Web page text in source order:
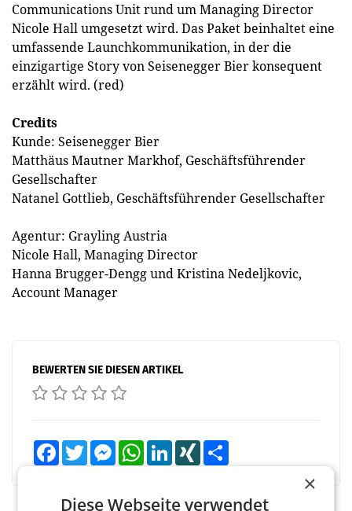
Communications Unit rund um Managing Director
Nicole Hall umgesetzt wird. Das Paket beinhaltet eine
umfassende Launchkommunikation, in der die
einzigartige Story von Seisenegger Bier konsequent
erzählt wird. (red)
Credits
Kunde: Seisenegger Bier
Matthäus Mautner Markhof, Geschäftsführender
Gesellschafter
Natanel Gottlieb, Geschäftsführender Gesellschafter
Agentur: Grayling Austria
Nicole Hall, Managing Director
Hanna Brugger-Dengg und Kristina Nedeljkovic,
Account Manager
BEWERTEN SIE DIESEN ARTIKEL
FacebookTwitter MessengerWhatsAppLinkedInXING
×
Diese Webseite verwendet